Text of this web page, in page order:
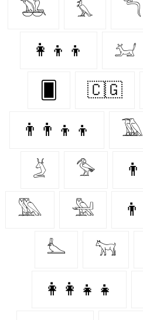
𓅒 𓅘 𓆕
👩‍👦‍👦 𓃫
🇨🇬
👨‍👨‍👦‍👦 𓅀
𓄄 𓅜
𓅔 𓅖
𓅏 𓃙
👩‍👩‍👧‍👧